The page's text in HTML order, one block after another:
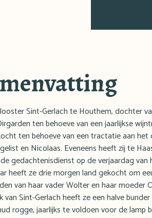
Sint-Gerlach te Houthem, dochter
ten behoeve van een jaarlijkse
ten behoeve van een tractatie aan
en Nicolaas. Eveneens heeft zij te
gedachtenisdienst op de verjaardag
heeft ze drie morgen land gekocht om
van haar vader Wolter en haar moeder
van Sint-Gerlach heeft ze een halve
rogge, jaarlijks te voldoen voor de lamp